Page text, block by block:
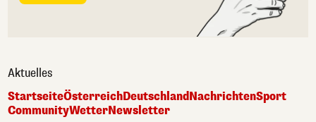
Aktuelles
StartseiteÖsterreichDeutschlandNachrichtenSport
CommunityWetterNewsletter